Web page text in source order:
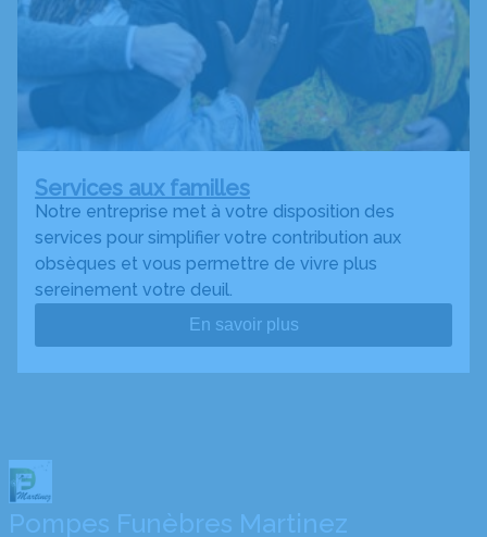
Services aux familles
Notre entreprise met à votre disposition des
services pour simplifier votre contribution aux
obsèques et vous permettre de vivre plus
sereinement votre deuil.
En savoir plus
Pompes Funèbres Martinez